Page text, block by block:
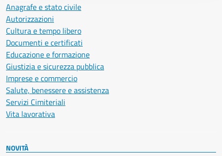
Anagrafe e stato civile
Autorizzazioni
Cultura e tempo libero
Documenti e certificati
Educazione e formazione
Giustizia e sicurezza pubblica
Imprese e commercio
Salute, benessere e assistenza
Servizi Cimiteriali
Vita lavorativa
NOVITÀ